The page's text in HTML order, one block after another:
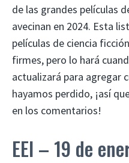
de las grandes películas
avecinan en 2024. Esta
películas de ciencia
firmes, pero lo hará
actualizará para agregar
hayamos perdido, ¡así
en los comentarios!
EEI – 19 de